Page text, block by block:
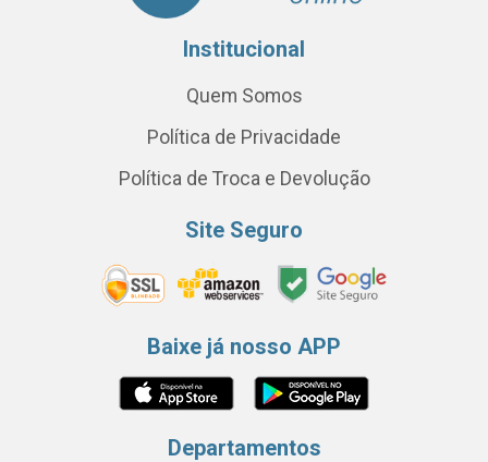
Institucional
Quem Somos
Política de Privacidade
Política de Troca e Devolução
Site Seguro
Baixe já nosso APP
Departamentos